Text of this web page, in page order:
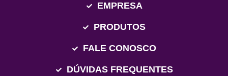
EMPRESA
PRODUTOS
FALE CONOSCO
DÚVIDAS FREQUENTES